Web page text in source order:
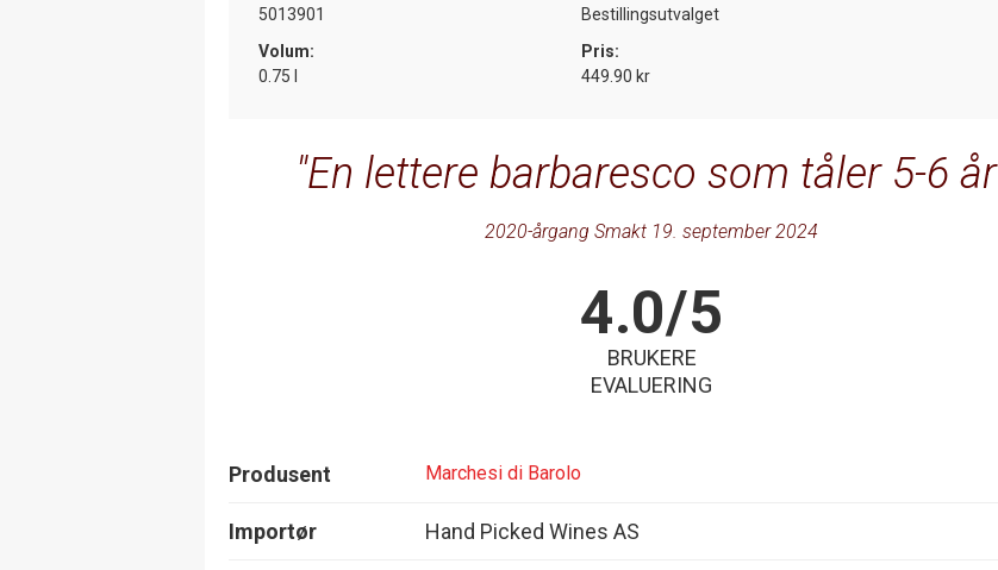
5013901
Bestillingsutvalget
Volum:
0.75 l
Pris:
449.90 kr
En lettere barbaresco som tåler 5-6 år
2020-årgang Smakt 19. september 2024
4.0/5
BRUKERE
EVALUERING
Produsent Marchesi di Barolo
Importør Hand Picked Wines AS